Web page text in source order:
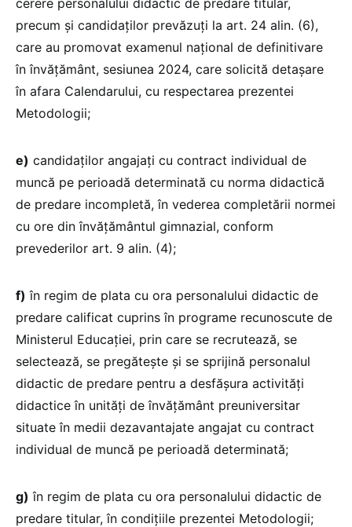
precum și candidaților prevăzuți la art. 24 alin. (6),
care au promovat examenul național de definitivare
în învățământ, sesiunea 2024, care solicită detașare
în afara Calendarului, cu respectarea prezentei
Metodologii;
e) candidaților angajați cu contract individual de
muncă pe perioadă determinată cu norma didactică
de predare incompletă, în vederea completării normei
cu ore din învățământul gimnazial, conform
prevederilor art. 9 alin. (4);
f) în regim de plata cu ora personalului didactic de
predare calificat cuprins în programe recunoscute de
Ministerul Educației, prin care se recrutează, se
selectează, se pregătește și se sprijină personalul
didactic de predare pentru a desfășura activități
didactice în unități de învățământ preuniversitar
situate în medii dezavantajate angajat cu contract
individual de muncă pe perioadă determinată;
g) în regim de plata cu ora personalului didactic de
predare titular, în condițiile prezentei Metodologii;